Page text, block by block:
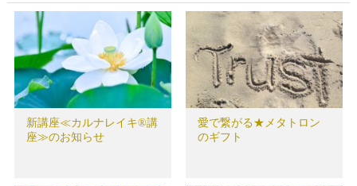
新講座≪カルナレイキ®講
座≫のお知らせ
愛で繋がる★メタトロン
のギフト